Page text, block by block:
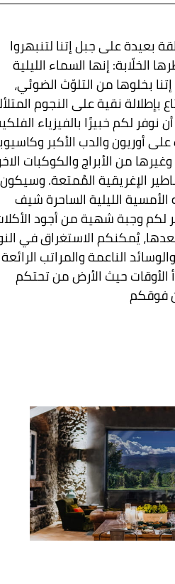
بعيدة على جبل إتنا لتنبهروا
الخلّابة: إنها السماء الليلية
بخلوها من التلوّث الضوئي،
نقية على النجوم
لكم خبيرًا بالفيزياء
أوريون والدب الأكبر
من الأبراج والكوكبات
الإغريقية المُمتعة. وسيكون
الليلية الساحرة شيف
لكم وجبة شهية من أجود
يُمكنكم الاستغراق في
الناعمة والمراتب الرائعة
الأوقات حيث الأرض من تحتكم